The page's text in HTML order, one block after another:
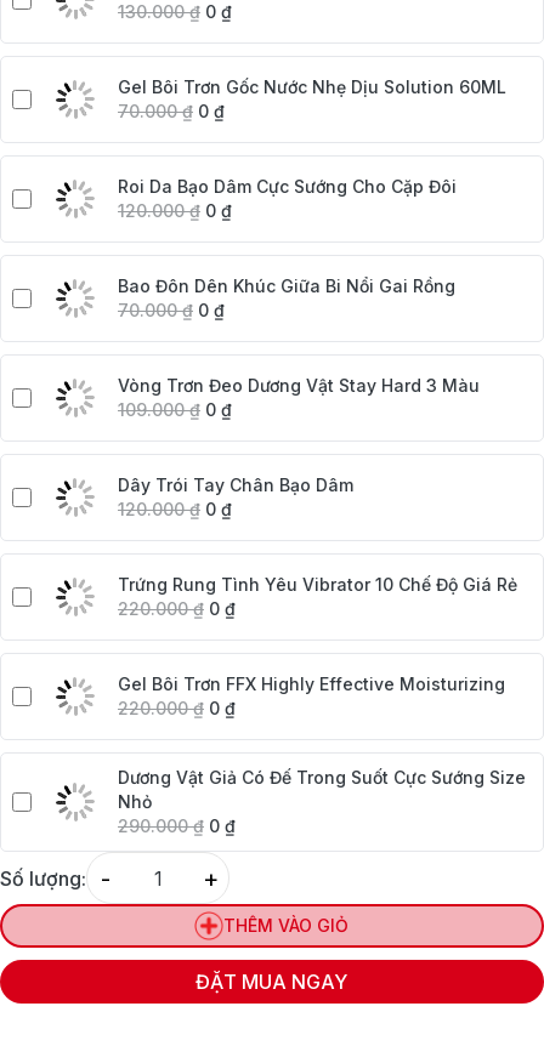
130.000₫ 0 ₫
Gel Bôi Trơn Gốc Nước Nhẹ Dịu Solution 60ML
70.000₫ 0 ₫
Roi Da Bạo Dâm Cực Sướng Cho Cặp Đôi
120.000₫ 0 ₫
Bao Đôn Dên Khúc Giữa Bi Nổi Gai Rồng
70.000₫ 0 ₫
Vòng Trơn Đeo Dương Vật Stay Hard 3 Màu
109.000₫ 0 ₫
Dây Trói Tay Chân Bạo Dâm
120.000₫ 0 ₫
Trứng Rung Tình Yêu Vibrator 10 Chế Độ Giá Rẻ
220.000₫ 0 ₫
Gel Bôi Trơn FFX Highly Effective Moisturizing
220.000₫ 0 ₫
Dương Vật Giả Có Đế Trong Suốt Cực Sướng Size
Nhỏ
290.000₫ 0 ₫
Số lượng:
Quantity
- +
THÊM VÀO GIỎ
ĐẶT MUA NGAY